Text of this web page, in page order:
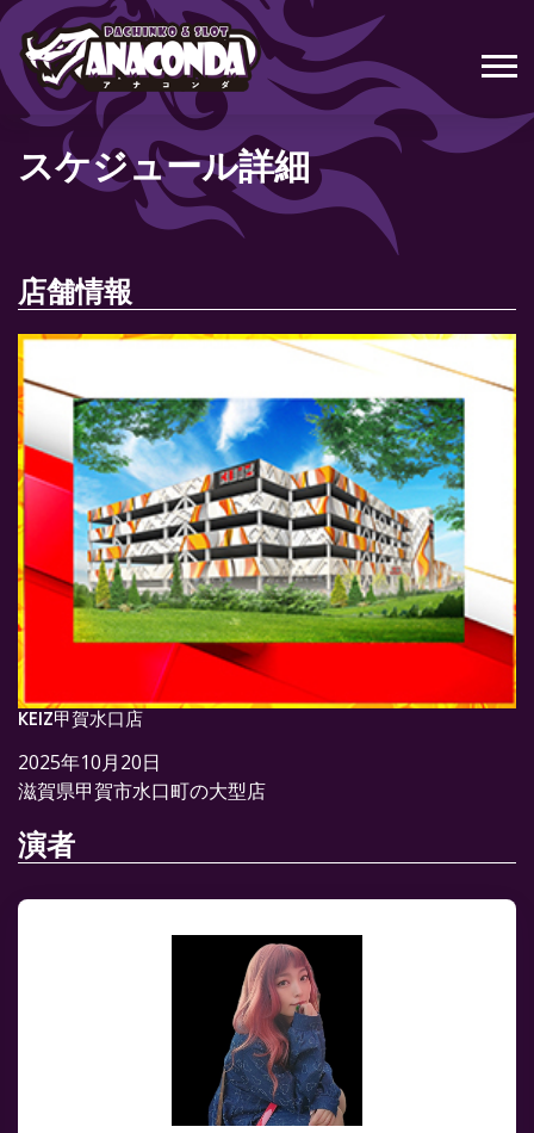
スケジュール詳細
店舗情報
KEIZ甲賀水口店
2025年10月20日
滋賀県甲賀市水口町の大型店
演者